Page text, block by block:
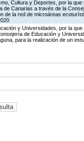
Cultura y Deportes, por la que
de Canarias a través de la
de la red de microáreas
y Universidades, por la
de Educación y
para la realización de un